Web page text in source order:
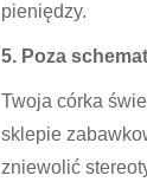
pieniędzy.
5. Poza
Twoja córka
sklepie
zniewolić